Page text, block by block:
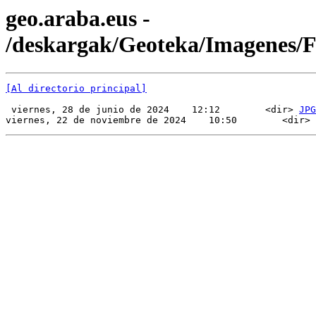
geo.araba.eus -
/deskargak/Geoteka/Imagenes/
[Al directorio principal]
viernes, 28 de junio de 2024    12:12        <dir> JPG
viernes, 22 de noviembre de 2024    10:50        <dir>